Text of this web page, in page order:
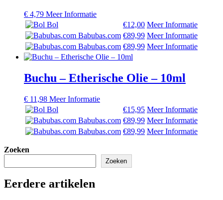
€ 4,79 Meer Informatie
Bol
€12,00 Meer Informatie
Babubas.com €89,99 Meer Informatie
Babubas.com €89,99 Meer Informatie
Buchu – Etherische Olie – 10ml
€ 11,98 Meer Informatie
Bol
€15,95 Meer Informatie
Babubas.com €89,99 Meer Informatie
Babubas.com €89,99 Meer Informatie
Zoeken
Zoeken
Eerdere artikelen